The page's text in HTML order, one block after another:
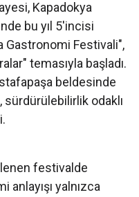
Kapadokya
bu yıl 5'incisi
Gastronomi Festivali",
temasıyla başladı.
beldesinde
odaklı
festivalde
yalnızca